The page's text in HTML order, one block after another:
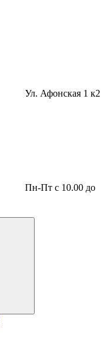
Ул. Афонская 1 к2
Пн-Пт с 10.00 до